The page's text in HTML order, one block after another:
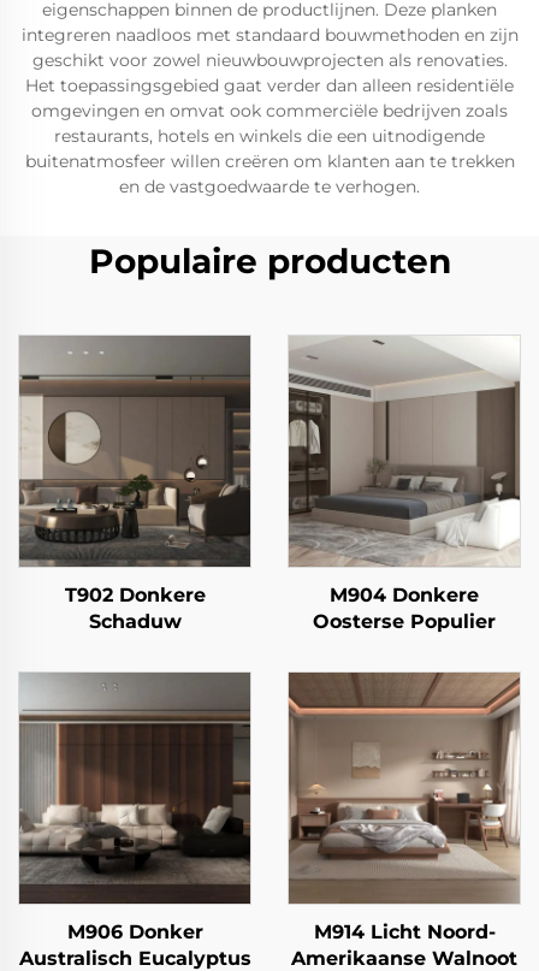
eigenschappen binnen de productlijnen. Deze planken
integreren naadloos met standaard bouwmethoden en zijn
geschikt voor zowel nieuwbouwprojecten als renovaties.
Het toepassingsgebied gaat verder dan alleen residentiële
omgevingen en omvat ook commerciële bedrijven zoals
restaurants, hotels en winkels die een uitnodigende
buitenatmosfeer willen creëren om klanten aan te trekken
en de vastgoedwaarde te verhogen.
Populaire producten
T902 Donkere
Schaduw
M904 Donkere
Oosterse Populier
M906 Donker
Australisch Eucalyptus
M914 Licht Noord-
Amerikaanse Walnoot